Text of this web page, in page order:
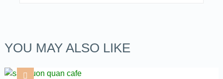
YOU MAY ALSO LIKE